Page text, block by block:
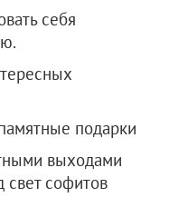
себя
подарки
выходами
свет софитов